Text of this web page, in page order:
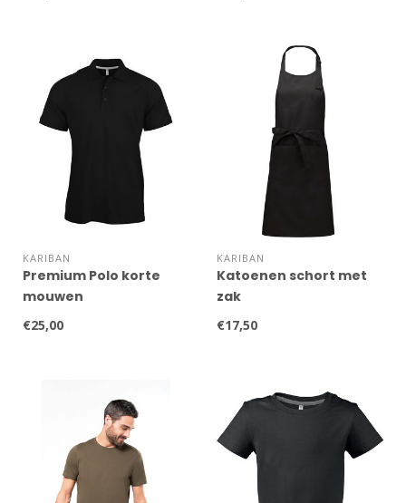
KARIBAN
Premium Polo korte
mouwen
€25,00
KARIBAN
Katoenen schort met
zak
€17,50